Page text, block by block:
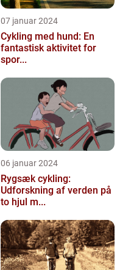
07 januar 2024
Cykling med hund: En
fantastisk aktivitet for
spor...
06 januar 2024
Rygsæk cykling:
Udforskning af verden på
to hjul m...